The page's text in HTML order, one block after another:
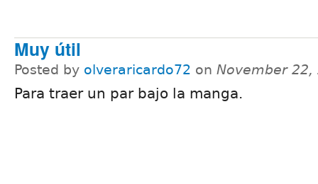
Muy útil
Posted by olveraricardo72 on November
Para traer un par bajo la manga.